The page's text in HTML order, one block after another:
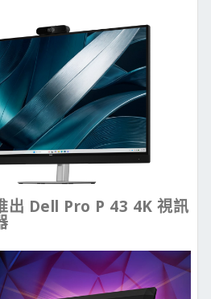
出 Dell Pro P 43 4K 視訊